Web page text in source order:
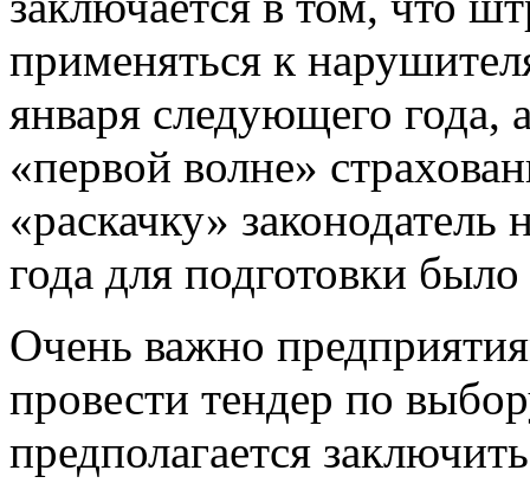
применяться к
января следующего года,
«первой волне»
«раскачку» законодатель
года для подготовки
Очень важно
провести тендер по
предполагается